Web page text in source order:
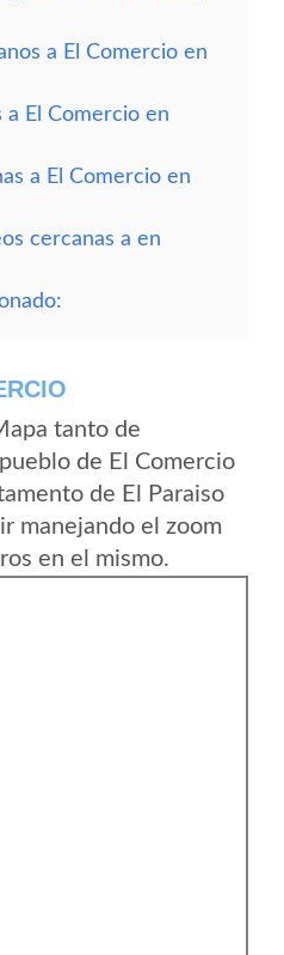
a El Comercio en
a El Comercio en
a El Comercio en
cercanas a en
tanto de
de El Comercio
de El Paraiso
manejando el zoom
en el mismo.